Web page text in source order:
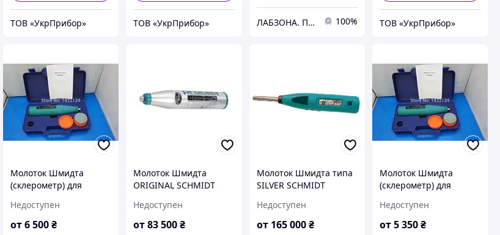
ТОВ «УкрПрибор» ТОВ «УкрПрибор» ЛАБЗОНА. Поставщик весов и лабораторных приборов 100% ТОВ «УкрПрибор»
Молоток Шмидта
(склерометр) для
МШ-75 / МШ-25
Недоступен
от6 500₴
Молоток Шмидта
ORIGINAL SCHMIDT
Недоступен
от83 500₴
Молоток Шмидта типа
SILVER SCHMIDT
Недоступен
от 165 000 ₴
Молоток Шмидта
(склерометр) для
МШ-75 / МШ-25
Недоступен
от5 350₴